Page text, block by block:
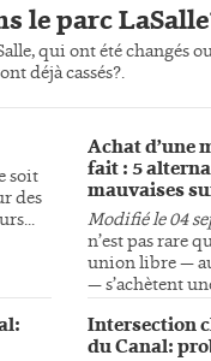
le parc
qui ont été changés
déjà cassés?.
soit
des
Achat d’une
fait : 5
mauvaises
Modifié le 04
n’est pas rare
union libre —
— s’achètent
Intersection
du Canal: